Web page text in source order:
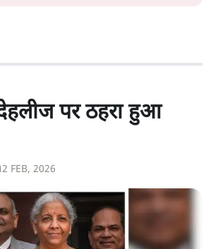
पर ठहरा हुआ
2 FEB, 2026